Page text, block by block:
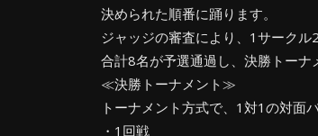
決められた順番に踊ります。
ジャッジの審査により、1サークル
合計8名が予選通過し、決勝トーナ
≪決勝トーナメント≫
トーナメント方式で、1対1の対面
・1回戦